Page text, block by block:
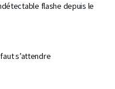
flashe depuis le
s’attendre